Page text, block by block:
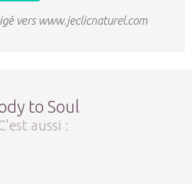
vers www.jeclicnaturel.com
to Soul
aussi :